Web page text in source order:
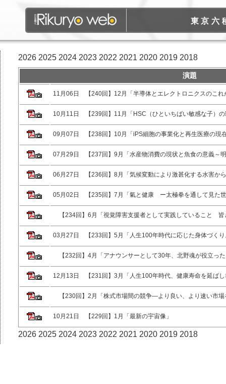
東京六
2026 2025 2024 2023 2022 2021 2020 2019 2018
演題
11月06日 【240回】12月「半導体とエレクトロニクスのこれ
10月11日 【239回】11月「HSC（ひといちばい敏感な子）の
09月07日 【238回】10月「iPS細胞の事業化と再生医療の現
07月29日 【237回】9月「水産物消費の現状と魚食の意義～
06月27日 【236回】8月「気候変動により激甚化する水害か
05月02日 【235回】7月「氣と健康 ー太極拳を通して見た
【234回】6月「視覚障害支援者として実践していること 皆
03月27日 【233回】5月「人生100年時代に応じた身体づくり
【232回】4月「アナウンサーとして30年、北野魂が役立っ
12月13日 【231回】3月「人生100年時代、健康寿命を延ばし
【230回】2月「株式市場間の競争—より良い、より速い市場
10月21日 【229回】1月「最新の宇宙像」
2026 2025 2024 2023 2022 2021 2020 2019 2018